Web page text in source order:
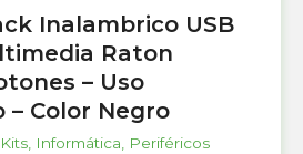
Inalambrico USB
Raton
– Uso
Color Negro
, Informática, Periféricos